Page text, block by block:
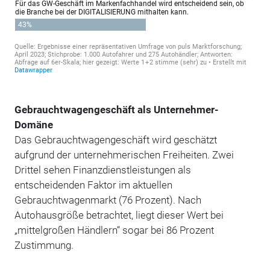
Gebrauchtwagengeschäft als Unternehmer-
Domäne
Das Gebrauchtwagengeschäft wird geschätzt
aufgrund der unternehmerischen Freiheiten. Zwei
Drittel sehen Finanzdienstleistungen als
entscheidenden Faktor im aktuellen
Gebrauchtwagenmarkt (76 Prozent). Nach
Autohausgröße betrachtet, liegt dieser Wert bei
„mittelgroßen Händlern“ sogar bei 86 Prozent
Zustimmung.